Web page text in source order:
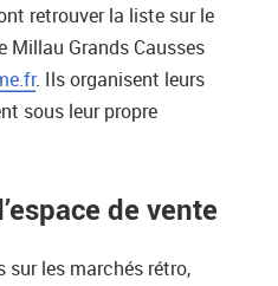
retrouver la liste sur le
Millau Grands Causses
. Ils organisent leurs
sous leur propre
de vente
sur les marchés rétro,